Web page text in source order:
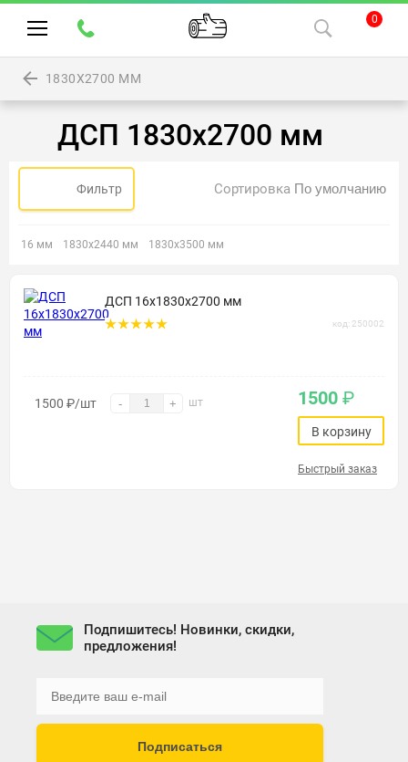
0
1830Х2700 ММ
ДСП 1830х2700 мм
Фильтр Сортировка
16 мм 1830х2440 мм 1830х3500 мм
ДСП 16х1830х2700 мм
код: 250002
1500 ₽/шт - + шт 1500 ₽
В корзину
Быстрый заказ
Подпишитесь! Новинки, скидки,
предложения!
Подписаться